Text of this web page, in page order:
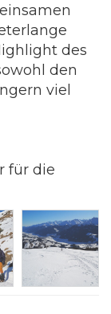
des
den
viel
für die